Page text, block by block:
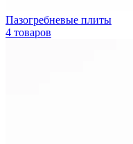
Пазогребневые плиты
4 товаров